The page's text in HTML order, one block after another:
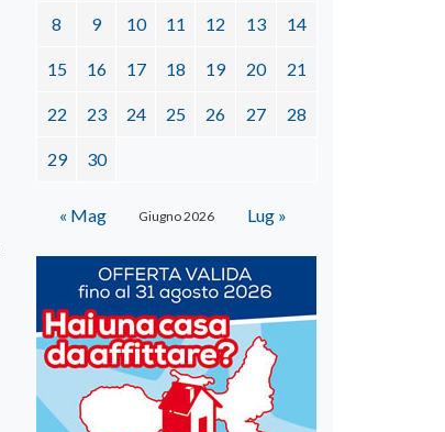
Giugno 2026
8 9 10 11 12 13 14
15 16 17 18 19 20 21
22 23 24 25 26 27 28
29 30
« Mag Lug »